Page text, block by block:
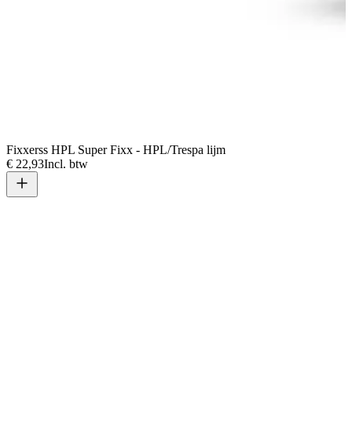
Fixxerss HPL Super Fixx - HPL/Trespa lijm
€ 22,93Incl. btw